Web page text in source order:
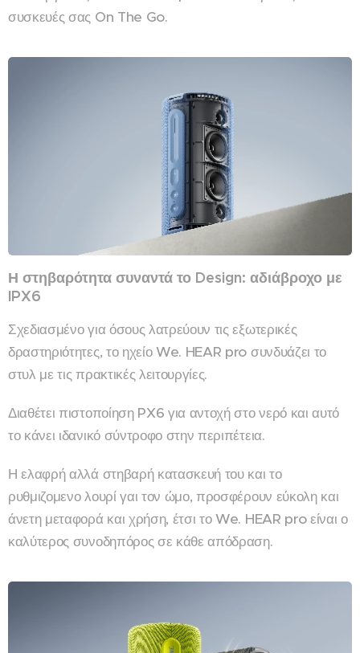
συσκευές σας On The Go.
Η στηβαρότητα συναντά το Design: αδιάβροχο με
IPX6
Σχεδιασμένο για όσους λατρεύουν τις εξωτερικές
δραστηριότητες, το ηχείο We. HEAR pro συνδυάζει το
στυλ με τις πρακτικές λειτουργίες.
Διαθέτει πιστοποίηση PX6 για αντοχή στο νερό και αυτό
το κάνει ιδανικό σύντροφο στην περιπέτεια.
Η ελαφρή αλλά στηβαρή κατασκευή του και το
ρυθμιζομενο λουρί γαι τον ώμο, προσφέρουν εύκολη και
άνετη μεταφορά και χρήση, έτσι το We. HEAR pro είναι ο
καλύτερος συνοδηπόρος σε κάθε απόδραση.